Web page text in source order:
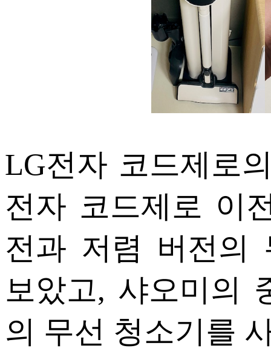
LG전자 코드제로
전자 코드제로 이
전과 저렴 버전의
보았고, 샤오미의
의 무선 청소기를